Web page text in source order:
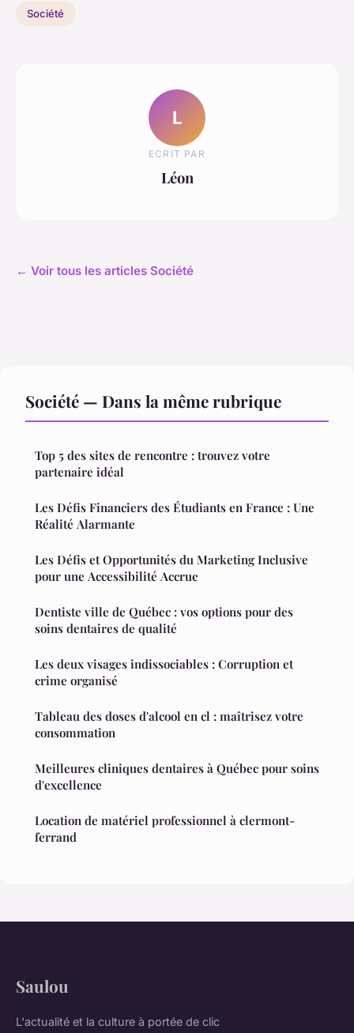
Société
L
ECRIT PAR
Léon
← Voir tous les articles Société
Société — Dans la même rubrique
Top 5 des sites de rencontre : trouvez votre
partenaire idéal
Les Défis Financiers des Étudiants en France : Une
Réalité Alarmante
Les Défis et Opportunités du Marketing Inclusive
pour une Accessibilité Accrue
Dentiste ville de Québec : vos options pour des
soins dentaires de qualité
Les deux visages indissociables : Corruption et
crime organisé
Tableau des doses d'alcool en cl : maîtrisez votre
consommation
Meilleures cliniques dentaires à Québec pour soins
d'excellence
Location de matériel professionnel à clermont-
ferrand
Saulou
L'actualité et la culture à portée de clic